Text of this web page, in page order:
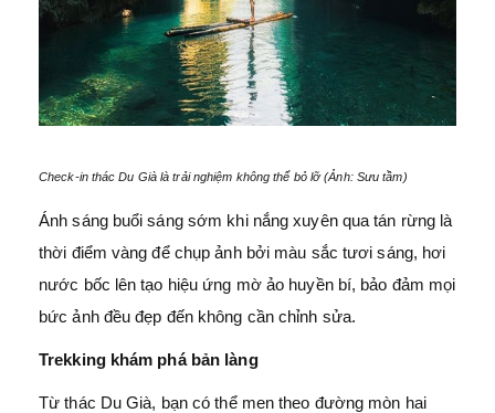
Check-in thác Du Già là trải nghiệm không thể bỏ lỡ (Ảnh: Sưu tầm)
Ánh sáng buổi sáng sớm khi nắng xuyên qua tán rừng là
thời điểm vàng để chụp ảnh bởi màu sắc tươi sáng, hơi
nước bốc lên tạo hiệu ứng mờ ảo huyền bí, bảo đảm mọi
bức ảnh đều đẹp đến không cần chỉnh sửa.
Trekking khám phá bản làng
Từ thác Du Già, bạn có thể men theo đường mòn hai